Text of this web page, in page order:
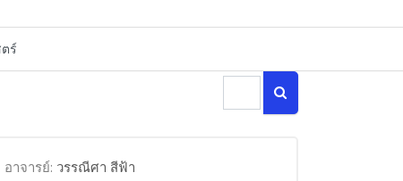
ค้นหารายวิชา
อาจารย์: วรรณีศา สีฟ้า